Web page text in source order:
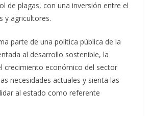
de plagas, con una inversión entre el
y agricultores.
parte de una política pública de la
al desarrollo sostenible, la
crecimiento económico del sector
necesidades actuales y sienta las
al estado como referente